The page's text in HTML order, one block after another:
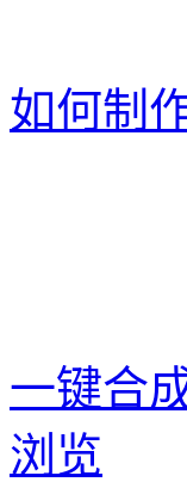
如何制
一键合
浏览